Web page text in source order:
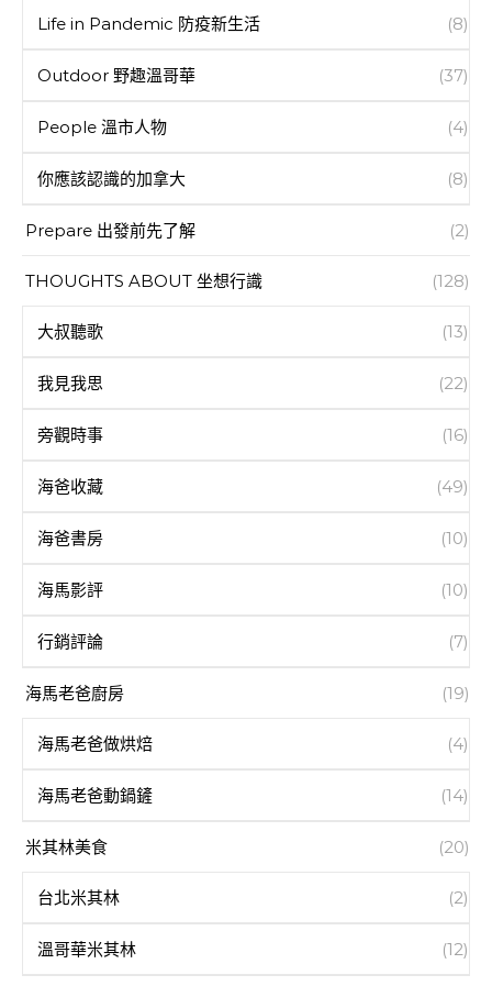
Life in Pandemic 防疫新生活 (8)
Outdoor 野趣溫哥華 (37)
People 溫市人物 (4)
你應該認識的加拿大 (8)
Prepare 出發前先了解 (2)
THOUGHTS ABOUT 坐想行識 (128)
大叔聽歌 (13)
我見我思 (22)
旁觀時事 (16)
海爸收藏 (49)
海爸書房 (10)
海馬影評 (10)
行銷評論 (7)
海馬老爸廚房 (19)
海馬老爸做烘焙 (4)
海馬老爸動鍋鏟 (14)
米其林美食 (20)
台北米其林 (2)
溫哥華米其林 (12)